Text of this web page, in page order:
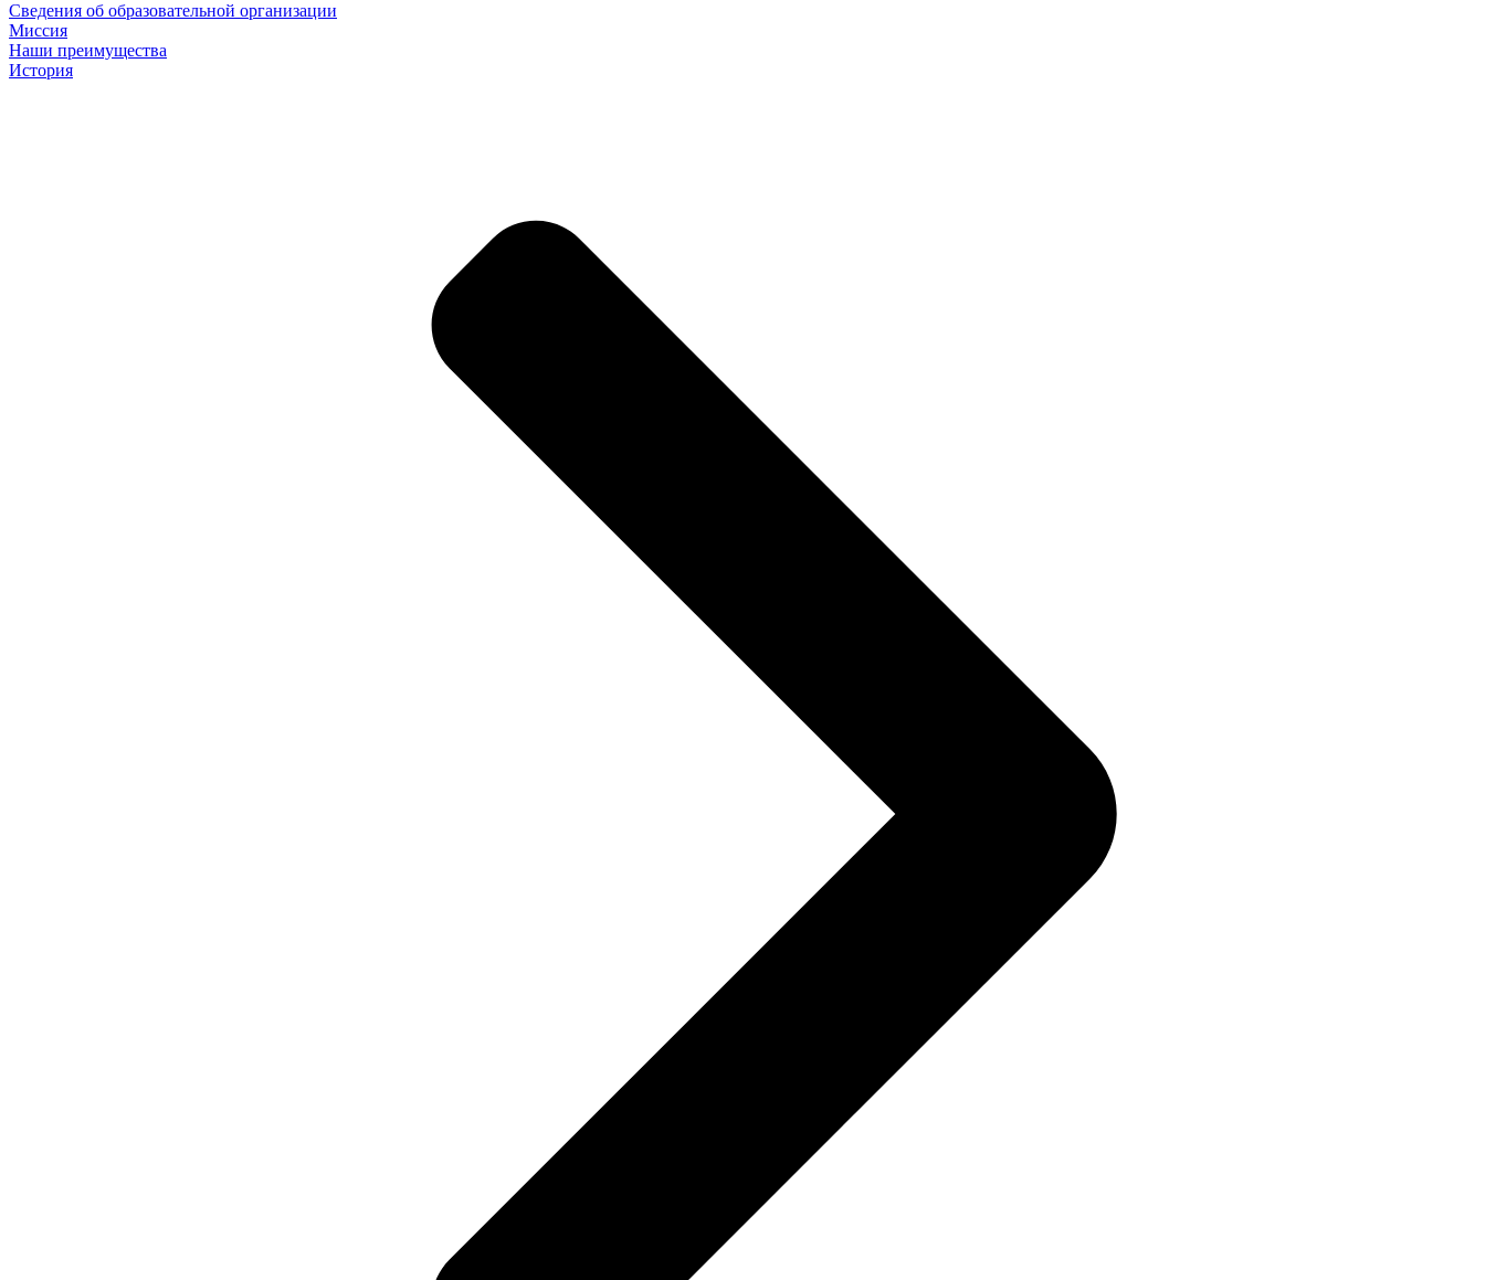
Сведения об образовательной организации
Миссия
Наши преимущества
История